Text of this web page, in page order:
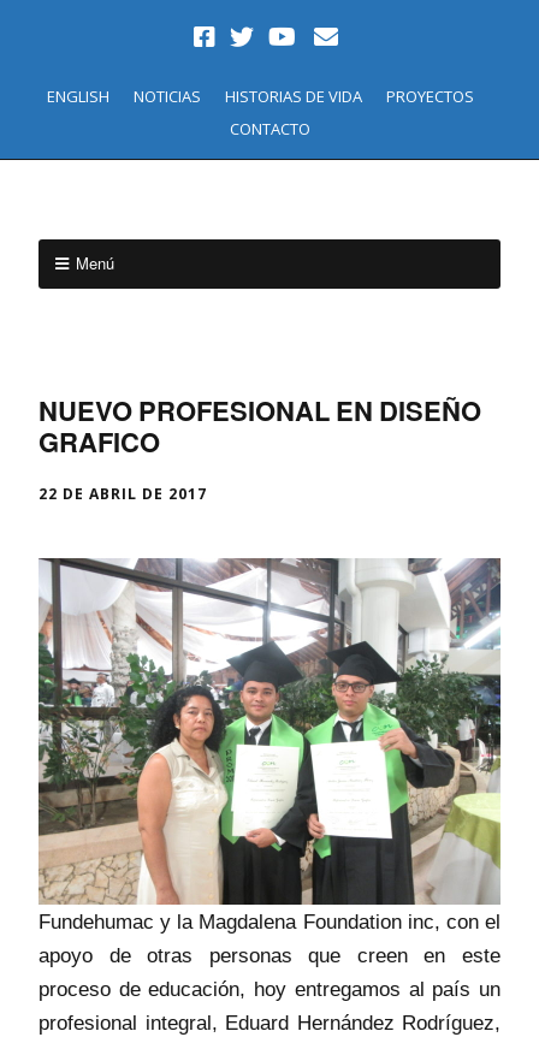
ENGLISH NOTICIAS HISTORIAS DE VIDA
PROYECTOS
CONTACTO
Menú
NUEVO PROFESIONAL EN DISEÑO
GRAFICO
22 DE ABRIL DE 2017
Fundehumac y la Magdalena Foundation inc, con el
apoyo de otras personas que creen en este
proceso de educación, hoy entregamos al país un
profesional integral, Eduard Hernández Rodríguez,